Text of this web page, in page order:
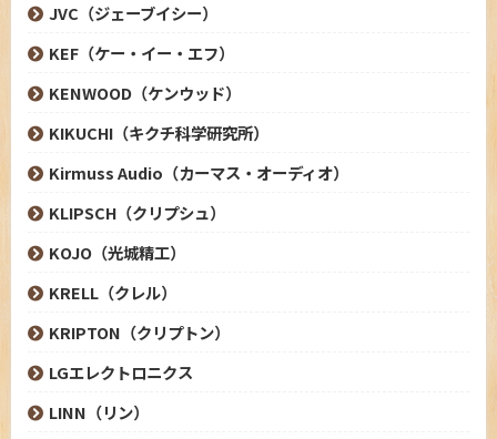
JVC（ジェーブイシー）
KEF（ケー・イー・エフ）
KENWOOD（ケンウッド）
KIKUCHI（キクチ科学研究所）
Kirmuss Audio（カーマス・オーディオ）
KLIPSCH（クリプシュ）
KOJO（光城精工）
KRELL（クレル）
KRIPTON（クリプトン）
LGエレクトロニクス
LINN（リン）